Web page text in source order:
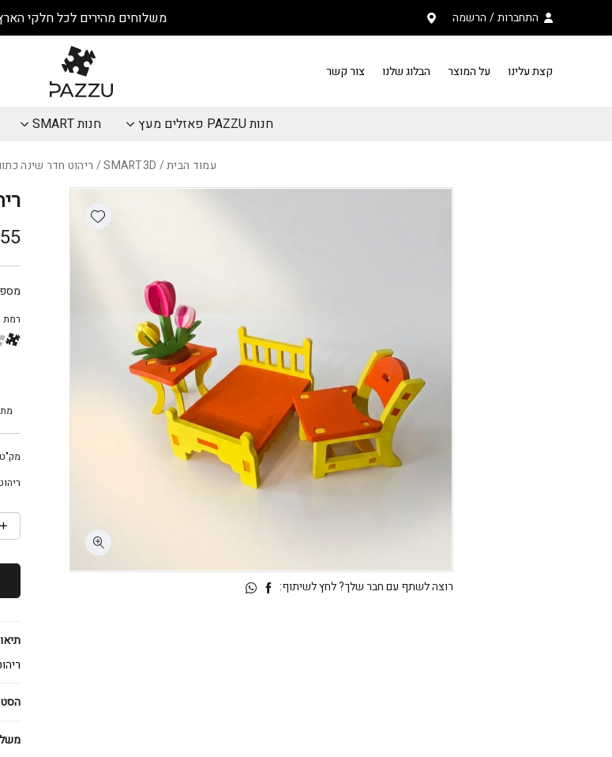
משלוחים מהירים לכל חלקי התחברות/ הרשמה
קצת עלינו
על המוצר הבלוג שלנו צור קשר
חנות PAZZU פאזלים מעץ חנות SMART
עמוד הבית/
SMART3D/ ריהוט חדר שינה
55
רמת
הסט
Add wishlist
רוצה לשתף עם חבר שלך? לחץ לשיתוף: